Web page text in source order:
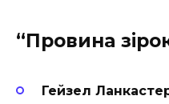
“Провина
Гейзел